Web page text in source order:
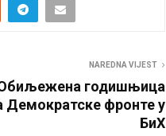
NAREDNA VIJEST
годишњица
Демократске фронте у
БиХ